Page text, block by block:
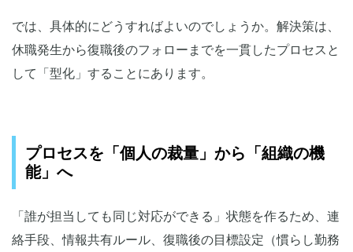
では、具体的にどうすればよいのでしょうか。解決策は、
休職発生から復職後のフォローまでを一貫したプロセスと
して「型化」することにあります。
プロセスを「個人の裁量」から「組織の機
能」へ
「誰が担当しても同じ対応ができる」状態を作るため、連
絡手段、情報共有ルール、復職後の目標設定（慣らし勤務